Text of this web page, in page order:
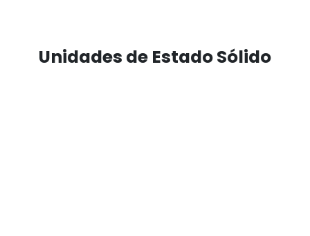
Unidades de Estado Sólido